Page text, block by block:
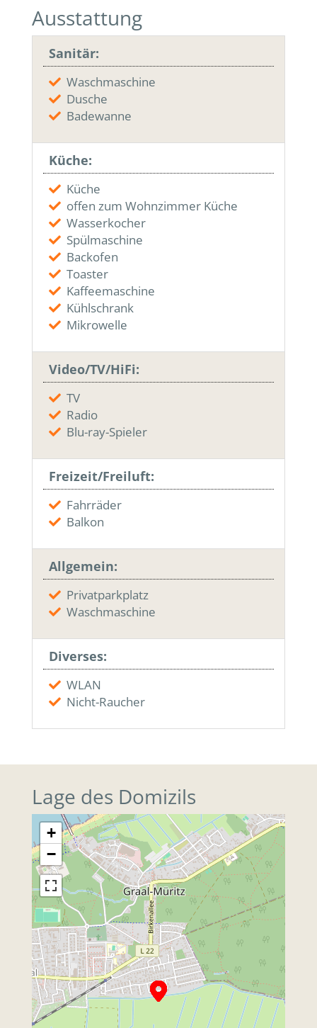
Ausstattung
Sanitär:
Waschmaschine
Dusche
Badewanne
Küche:
Küche
offen zum Wohnzimmer Küche
Wasserkocher
Spülmaschine
Backofen
Toaster
Kaffeemaschine
Kühlschrank
Mikrowelle
Video/TV/HiFi:
TV
Radio
Blu-ray-Spieler
Freizeit/Freiluft:
Fahrräder
Balkon
Allgemein:
Privatparkplatz
Waschmaschine
Diverses:
WLAN
Nicht-Raucher
Lage des Domizils
+
−